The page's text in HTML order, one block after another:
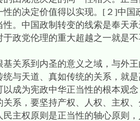
性的决定价值得以实现。[２]中
性。中国政制转变的线索是奉天
于政党伦理的重大超越之一就是
基关系到内圣的意义之域，与外
与天道、真如传统的关系，就
成为宪政中华正当性的根本观
关系，要坚持产权、人权、主权
主权原则是正当性的轴心原则